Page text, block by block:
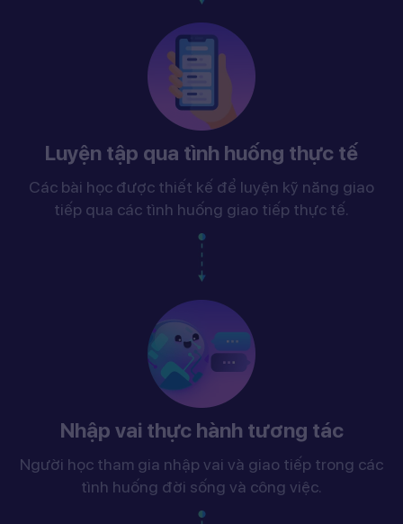
Luyện tập qua tình huống thực tế
Các bài học được thiết kế để luyện kỹ năng giao
tiếp qua các tình huống giao tiếp thực tế.
Nhập vai thực hành tương tác
Người học tham gia nhập vai và giao tiếp trong các
tình huống đời sống và công việc.